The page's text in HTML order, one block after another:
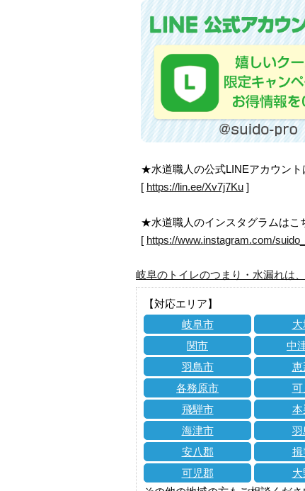
★水道職人の公式LINEアカウント
[ https://lin.ee/Xv7j7Ku ]
★水道職人のインスタグラムはこ
[ https://www.instagram.com/
岐阜のトイレのつまり・水漏れは
【対応エリア】
岐阜市
関市
中
羽島市
恵
各務原市
可
飛騨市
本
海津市
羽
安八郡
揖
可児郡